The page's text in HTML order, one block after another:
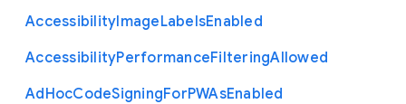
AccessibilityImageLabelsEnabled
AccessibilityPerformanceFilteringAllowed
AdHocCodeSigningForPWAsEnabled